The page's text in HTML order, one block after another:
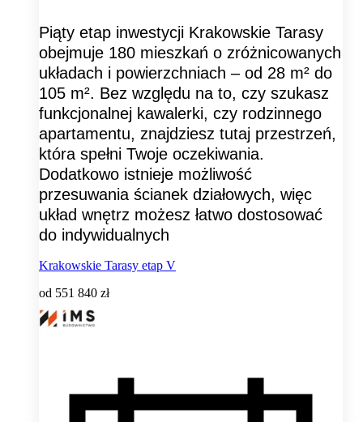
Piąty etap inwestycji Krakowskie Tarasy
obejmuje 180 mieszkań o zróżnicowanych
układach i powierzchniach – od 28 m² do
105 m². Bez względu na to, czy szukasz
funkcjonalnej kawalerki, czy rodzinnego
apartamentu, znajdziesz tutaj przestrzeń,
która spełni Twoje oczekiwania.
Dodatkowo istnieje możliwość
przesuwania ścianek działowych, więc
układ wnętrz możesz łatwo dostosować
do indywidualnych
Krakowskie Tarasy etap V
od 551 840 zł